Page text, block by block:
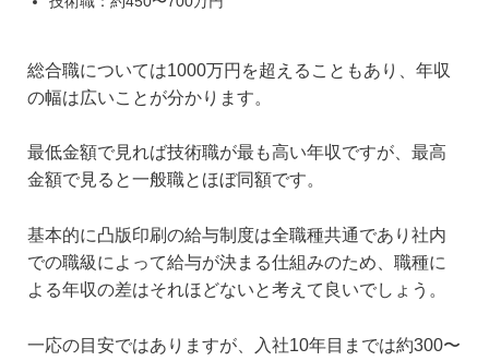
総合職については1000万円を超えることもあり、年収
の幅は広いことが分かります。
最低金額で見れば技術職が最も高い年収ですが、最高
金額で見ると一般職とほぼ同額です。
基本的に凸版印刷の給与制度は全職種共通であり社内
での職級によって給与が決まる仕組みのため、職種に
よる年収の差はそれほどないと考えて良いでしょう。
一応の目安ではありますが、入社10年目までは約300〜